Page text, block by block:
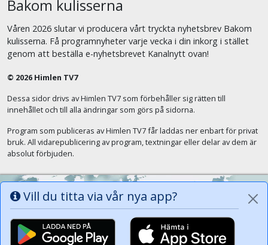
Bakom kulisserna
Våren 2026 slutar vi producera vårt tryckta nyhetsbrev Bakom
kulisserna. Få programnyheter varje vecka i din inkorg i stället
genom att beställa e-nyhetsbrevet Kanalnytt ovan!
Vill du titta via vår nya app?
© 2026 Himlen TV7
Dessa sidor drivs av Himlen TV7 som förbehåller sig rätten till
innehållet och till alla ändringar som görs på sidorna.
Program som publiceras av Himlen TV7 får laddas ner enbart för privat
bruk. All vidarepublicering av program, textningar eller delar av dem är
absolut förbjuden.
Alla tungor ska bekänna att Jesus Kristus
är Herren, Gud Fadern till ära. (Fil 2:11)